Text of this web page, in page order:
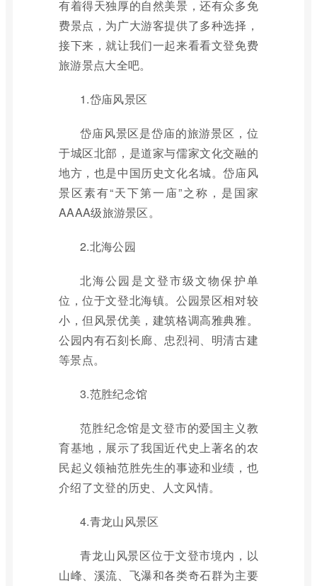
有着得天独厚的自然美景，还有众多免
费景点，为广大游客提供了多种选择，
接下来，就让我们一起来看看文登免费
旅游景点大全吧。
1.岱庙风景区
岱庙风景区是岱庙的旅游景区，位
于城区北部，是道家与儒家文化交融的
地方，也是中国历史文化名城。岱庙风
景区素有“天下第一庙”之称，是国家
AAAA级旅游景区。
2.北海公园
北海公园是文登市级文物保护单
位，位于文登北海镇。公园景区相对较
小，但风景优美，建筑格调高雅典雅。
公园内有石刻长廊、忠烈祠、明清古建
等景点。
3.范胜纪念馆
范胜纪念馆是文登市的爱国主义教
育基地，展示了我国近代史上著名的农
民起义领袖范胜先生的事迹和业绩，也
介绍了文登的历史、人文风情。
4.青龙山风景区
青龙山风景区位于文登市境内，以
山峰、溪流、飞瀑和各类奇石群为主要